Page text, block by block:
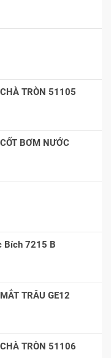
TRÒN 51105
BƠM NƯỚC
Bích 7215 B
TRÂU GE12
TRÒN 51106